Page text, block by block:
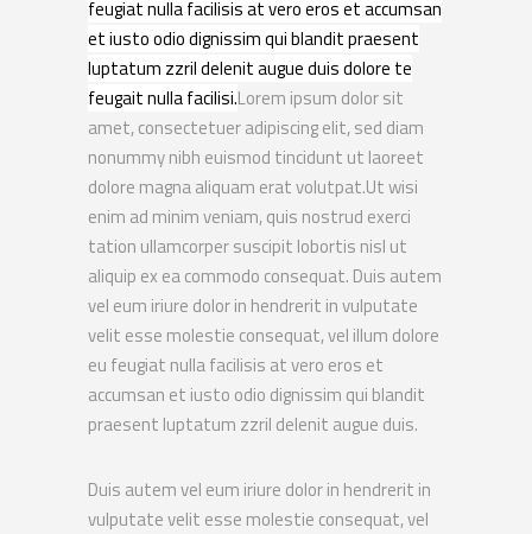
feugiat nulla facilisis at vero eros et accumsan
et iusto odio dignissim qui blandit praesent
luptatum zzril delenit augue duis dolore te
feugait nulla facilisi.Lorem ipsum dolor sit
amet, consectetuer adipiscing elit, sed diam
nonummy nibh euismod tincidunt ut laoreet
dolore magna aliquam erat volutpat.Ut wisi
enim ad minim veniam, quis nostrud exerci
tation ullamcorper suscipit lobortis nisl ut
aliquip ex ea commodo consequat. Duis autem
vel eum iriure dolor in hendrerit in vulputate
velit esse molestie consequat, vel illum dolore
eu feugiat nulla facilisis at vero eros et
accumsan et iusto odio dignissim qui blandit
praesent luptatum zzril delenit augue duis.
Duis autem vel eum iriure dolor in hendrerit in
vulputate velit esse molestie consequat, vel